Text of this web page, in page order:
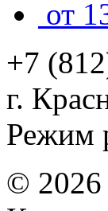
от
+7
г.
Режим
© 2026